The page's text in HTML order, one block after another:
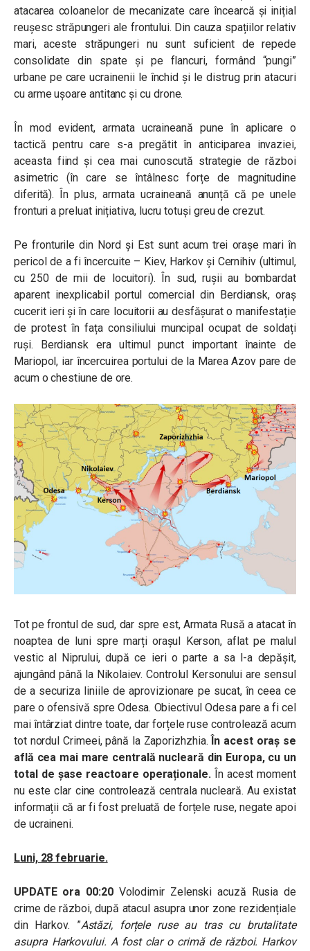
atacarea coloanelor de mecanizate care încearcă și inițial
reușesc străpungeri ale frontului. Din cauza spațiilor relativ
mari, aceste străpungeri nu sunt suficient de repede
consolidate din spate și pe flancuri, formând “pungi”
urbane pe care ucrainenii le închid și le distrug prin atacuri
cu arme ușoare antitanc și cu drone.
În mod evident, armata ucraineană pune în aplicare o
tactică pentru care s-a pregătit în anticiparea invaziei,
aceasta fiind și cea mai cunoscută strategie de război
asimetric (în care se întâlnesc forțe de magnitudine
diferită). În plus, armata ucraineană anunță că pe unele
fronturi a preluat inițiativa, lucru totuși greu de crezut.
Pe fronturile din Nord și Est sunt acum trei orașe mari în
pericol de a fi încercuite – Kiev, Harkov și Cernihiv (ultimul,
cu 250 de mii de locuitori). În sud, rușii au bombardat
aparent inexplicabil portul comercial din Berdiansk, oraș
cucerit ieri și în care locuitorii au desfășurat o manifestație
de protest în fața consiliului muncipal ocupat de soldați
ruși. Berdiansk era ultimul punct important înainte de
Mariopol, iar încercuirea portului de la Marea Azov pare de
acum o chestiune de ore.
Tot pe frontul de sud, dar spre est, Armata Rusă a atacat în
noaptea de luni spre marți orașul Kerson, aflat pe malul
vestic al Niprului, după ce ieri o parte a sa l-a depășit,
ajungând până la Nikolaiev. Controlul Kersonului are sensul
de a securiza liniile de aprovizionare pe sucat, în ceea ce
pare o ofensivă spre Odesa. Obiectivul Odesa pare a fi cel
mai întârziat dintre toate, dar forțele ruse controlează acum
tot nordul Crimeei, până la Zaporizhzhia. În acest oraș se
află cea mai mare centrală nucleară din Europa, cu un
total de șase reactoare operaționale. În acest moment
nu este clar cine controlează centrala nucleară. Au existat
informații că ar fi fost preluată de forțele ruse, negate apoi
de ucraineni.
Luni, 28 februarie.
UPDATE ora 00:20Volodimir Zelenski acuză Rusia de
crime de război, după atacul asupra unor zone rezidențiale
din Harkov. ”Astăzi, forțele ruse au tras cu brutalitate
asupra Harkovului. A fost clar o crimă de război. Harkov